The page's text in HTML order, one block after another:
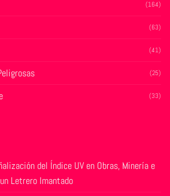
(164)
(63)
(41)
(25)
(33)
del Índice UV en Obras, Minería e
Letrero Imantado